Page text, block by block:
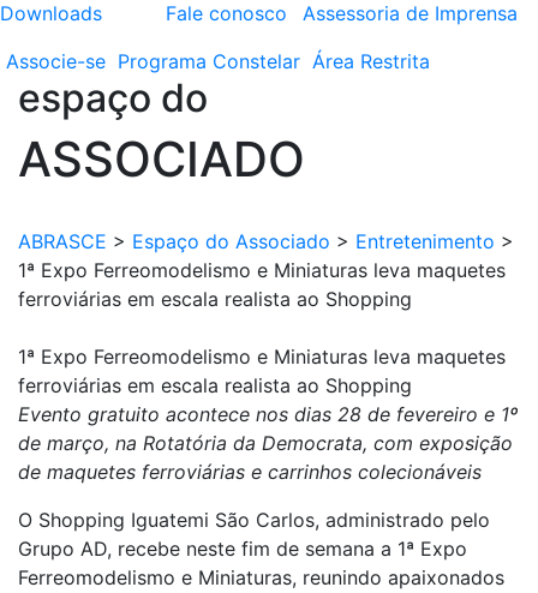
Downloads
Fale conosco
Assessoria de Imprensa
Associe-se Programa Constelar Área Restrita
espaço do
ASSOCIADO
ABRASCE > Espaço do Associado > Entretenimento >
1ª Expo Ferreomodelismo e Miniaturas leva maquetes
ferroviárias em escala realista ao Shopping
1ª Expo Ferreomodelismo e Miniaturas leva maquetes
ferroviárias em escala realista ao Shopping
Evento gratuito acontece nos dias 28 de fevereiro e 1º
de março, na Rotatória da Democrata, com exposição
de maquetes ferroviárias e carrinhos colecionáveis
O Shopping Iguatemi São Carlos, administrado pelo
Grupo AD, recebe neste fim de semana a 1ª Expo
Ferreomodelismo e Miniaturas, reunindo apaixonados